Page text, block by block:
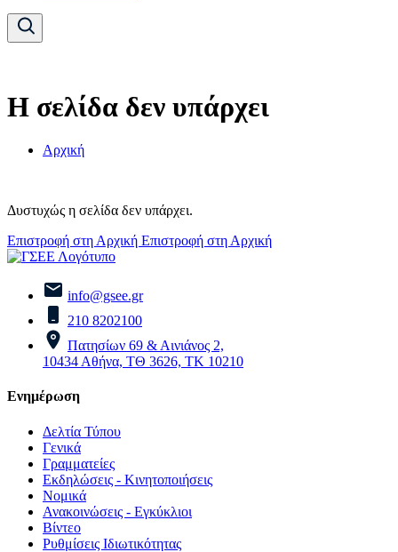
Η σελίδα δεν υπάρχει
Αρχική
Δυστυχώς η σελίδα δεν υπάρχει.
Επιστροφή στη Αρχική Επιστροφή στη Αρχική
info@gsee.gr
210 8202100
Πατησίων 69 & Αινιάνος 2,
10434 Αθήνα, ΤΘ 3626, ΤΚ 10210
Ενημέρωση
Δελτία Τύπου
Γενικά
Γραμματείες
Εκδηλώσεις - Κινητοποιήσεις
Νομικά
Ανακοινώσεις - Εγκύκλιοι
Βίντεο
Ρυθμίσεις Ιδιωτικότητας